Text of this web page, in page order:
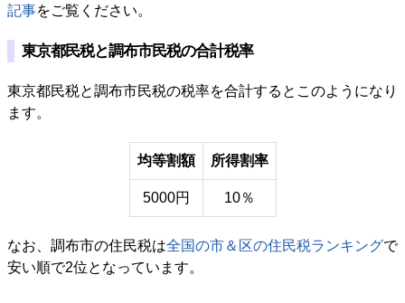
記事をご覧ください。
東京都民税と調布市民税の合計税率
東京都民税と調布市民税の税率を合計するとこのようになり
ます。
均等割額 所得割率
5000円 10％
なお、調布市の住民税は全国の市＆区の住民税ランキングで
安い順で2位となっています。